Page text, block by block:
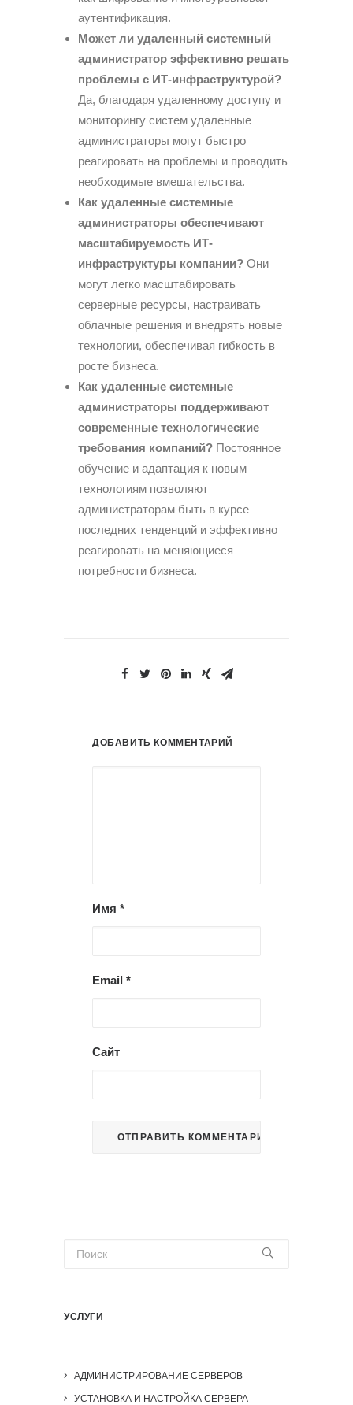
аутентификация.
Может ли удаленный системный
администратор эффективно решать
проблемы с ИТ-инфраструктурой?
Да, благодаря удаленному доступу и
мониторингу систем удаленные
администраторы могут быстро
реагировать на проблемы и проводить
необходимые вмешательства.
Как удаленные системные
администраторы обеспечивают
масштабируемость ИТ-
инфраструктуры компании? Они
могут легко масштабировать
серверные ресурсы, настраивать
облачные решения и внедрять новые
технологии, обеспечивая гибкость в
росте бизнеса.
Как удаленные системные
администраторы поддерживают
современные технологические
требования компаний? Постоянное
обучение и адаптация к новым
технологиям позволяют
администраторам быть в курсе
последних тенденций и эффективно
реагировать на меняющиеся
потребности бизнеса.
ДОБАВИТЬ КОММЕНТАРИЙ
Имя *
Email *
Сайт
УСЛУГИ
АДМИНИСТРИРОВАНИЕ СЕРВЕРОВ
УСТАНОВКА И НАСТРОЙКА СЕРВЕРА